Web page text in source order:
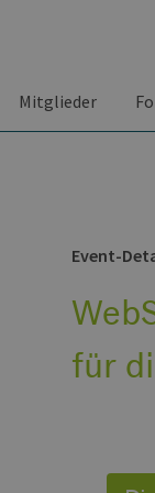
Mitglieder
Event-
für